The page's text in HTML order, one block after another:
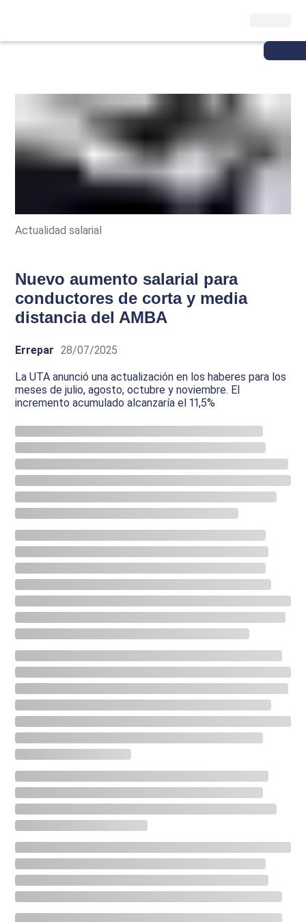
Actualidad salarial
Nuevo aumento salarial para
conductores de corta y media
distancia del AMBA
Errepar 28/07/2025
La UTA anunció una actualización en los haberes para los
meses de julio, agosto, octubre y noviembre. El
incremento acumulado alcanzaría el 11,5%